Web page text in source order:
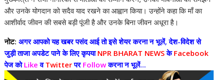
और उनके योगदान को सदैव याद रखने का आह्वान किया। उन्होंने कहा कि माँ का
आशीर्वाद जीवन की सबसे बड़ी पूंजी है और उनके बिना जीवन अधूरा है।
नोट: अगर आपको यह खबर पसंद आई तो इसे शेयर करना न भूलें, देश-विदेश से
जुड़ी ताजा अपडेट पाने के लिए कृपयाNPR BHARAT NEWSके Facebook
पेज कोLike वTwitterपर Followकरना न भूलें...